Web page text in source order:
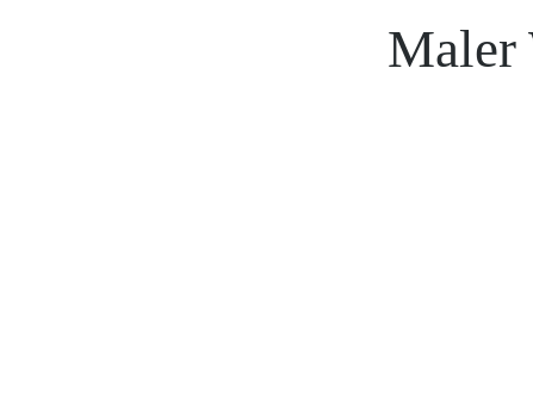
Maler